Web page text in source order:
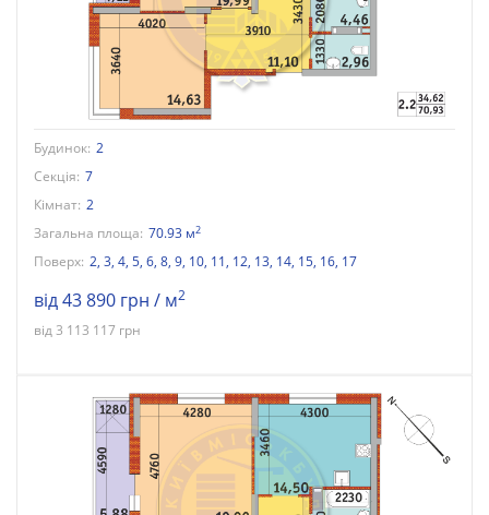
Будинок: 2
Секція: 7
Кімнат: 2
Загальна площа: 70.93 м2
Поверх: 2, 3, 4, 5, 6, 8, 9, 10, 11, 12, 13, 14, 15, 16, 17
від 43 890 грн / м2
від 3 113 117 грн